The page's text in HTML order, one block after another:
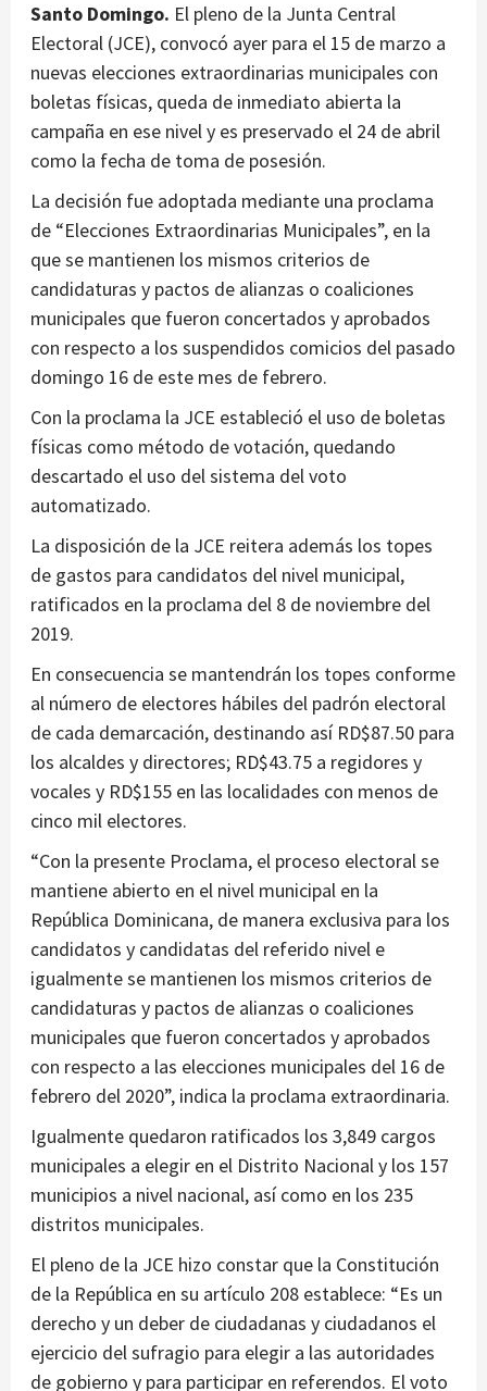
Santo Domingo. El pleno de la Junta Central
Electoral (JCE), convocó ayer para el 15 de marzo a
nuevas elecciones extraordinarias municipales con
boletas físicas, queda de inmediato abierta la
campaña en ese nivel y es preservado el 24 de abril
como la fecha de toma de posesión.
La decisión fue adoptada mediante una proclama
de “Elecciones Extraordinarias Municipales”, en la
que se mantienen los mismos criterios de
candidaturas y pactos de alianzas o coaliciones
municipales que fueron concertados y aprobados
con respecto a los suspendidos comicios del pasado
domingo 16 de este mes de febrero.
Con la proclama la JCE estableció el uso de boletas
físicas como método de votación, quedando
descartado el uso del sistema del voto
automatizado.
La disposición de la JCE reitera además los topes
de gastos para candidatos del nivel municipal,
ratificados en la proclama del 8 de noviembre del
2019.
En consecuencia se mantendrán los topes conforme
al número de electores hábiles del padrón electoral
de cada demarcación, destinando así RD$87.50 para
los alcaldes y directores; RD$43.75 a regidores y
vocales y RD$155 en las localidades con menos de
cinco mil electores.
“Con la presente Proclama, el proceso electoral se
mantiene abierto en el nivel municipal en la
República Dominicana, de manera exclusiva para los
candidatos y candidatas del referido nivel e
igualmente se mantienen los mismos criterios de
candidaturas y pactos de alianzas o coaliciones
municipales que fueron concertados y aprobados
con respecto a las elecciones municipales del 16 de
febrero del 2020”, indica la proclama extraordinaria.
Igualmente quedaron ratificados los 3,849 cargos
municipales a elegir en el Distrito Nacional y los 157
municipios a nivel nacional, así como en los 235
distritos municipales.
El pleno de la JCE hizo constar que la Constitución
de la República en su artículo 208 establece: “Es un
derecho y un deber de ciudadanas y ciudadanos el
ejercicio del sufragio para elegir a las autoridades
de gobierno y para participar en referendos. El voto